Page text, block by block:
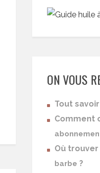
ON VOUS
Tout savoir
Comment
Où trouver
barbe ?